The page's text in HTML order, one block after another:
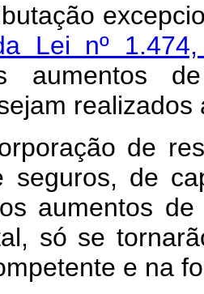
Lei nº
aumentos
de
seguros, de
aumentos
só se
e na